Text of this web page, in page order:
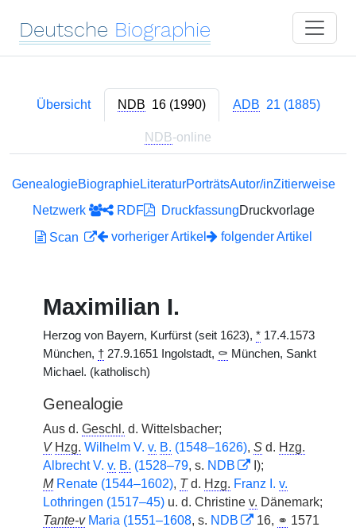
Deutsche Biographie
Übersicht NDB 16 (1990) ADB 21 (1885)
NDB-online
GenealogieBiographieLiteraturPorträtsAutor/inZitierweise
Netzwerk
RDF DruckfassungDruckvorlage
Scan
vorheriger Artikel folgender Artikel
Maximilian I.
Herzog von Bayern, Kurfürst (seit 1623), * 17.4.1573
München, † 27.9.1651 Ingolstadt, ⚰ München, Sankt
Michael. (katholisch)
Genealogie
Aus d. Geschl. d. Wittelsbacher;
V Hzg. Wilhelm V. v. B. (1548–1626), S d. Hzg.
Albrecht V. v. B. (1528–79, s. NDB
I);
M Renate (1544–1602), Td. Hzg. Franz I. v.
Lothringen (1517–45) u. d. Christine v. Dänemark;
Tante-v Maria (1551–1608, s. NDB 16, ⚭ 1571